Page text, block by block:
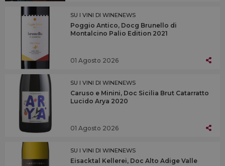
SU I VINI DI WINENEWS
Poggio Antico, Docg Brunello di
Montalcino Palio Edition 2021
01 Agosto 2026
SU I VINI DI WINENEWS
Caruso e Minini, Doc Sicilia Brut Catarratto
Lucido Arya 2020
01 Agosto 2026
SU I VINI DI WINENEWS
Eisacktal Kellerei, Doc Alto Adige Valle